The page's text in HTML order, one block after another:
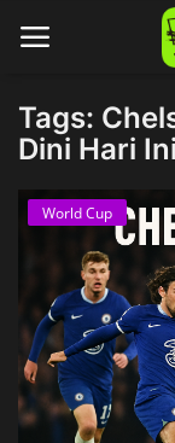
Tags:
Dini Hari
World Cup